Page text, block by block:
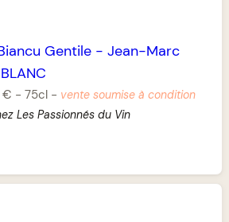
Gentile -Jean-Marc
BLANC
€ -75cl - vente soumise à condition
Les Passionnés du Vin